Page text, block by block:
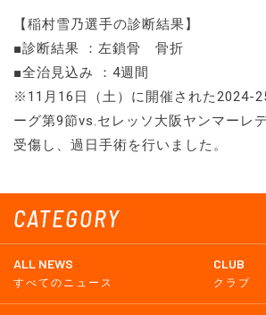
CATEGORY
ALL NEWS
すべてのニュース
CLUB
クラブ
【稲村雪乃選手の診断結果】
■診断結果 ：左鎖骨 骨折
■全治見込み ：4週間
※11月16日（土）に開催された2024-
ーグ第9節vs.セレッソ大阪ヤンマーレ
受傷し、過日手術を行いました。